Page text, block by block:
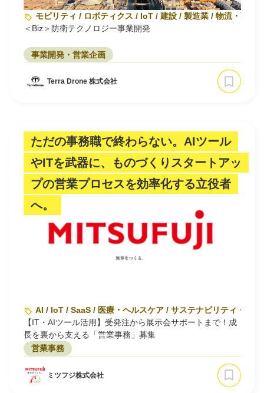
モビリティ / ロボティクス / IoT / 建設 / 製造業 / 物流・配送
＜Biz＞防衛テクノロジー事業開発
事業開発・営業企画
Terra Drone 株式会社
ただの事務職で終わらない。AIツール
やITを武器に、ものづくりスタートアッ
プの営業プロセスを効率化する立役者
へ。
AI / IoT / SaaS / 医療・ヘルスケア / サステナビリティ・環境
【IT・AIツール活用】受発注から展示会サポートまで！成
長を裏から支える「営業事務」募集
営業事務
ミツフジ株式会社